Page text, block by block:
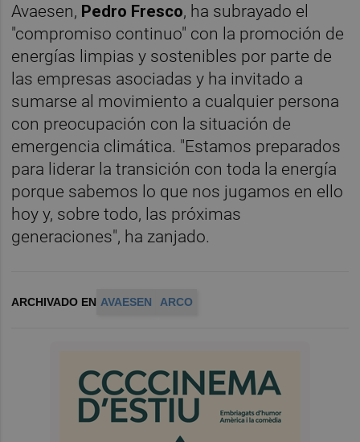
Avaesen, Pedro Fresco, ha subrayado el
"compromiso continuo" con la promoción de
energías limpias y sostenibles por parte de
las empresas asociadas y ha invitado a
sumarse al movimiento a cualquier persona
con preocupación con la situación de
emergencia climática. "Estamos preparados
para liderar la transición con toda la energía
porque sabemos lo que nos jugamos en ello
hoy y, sobre todo, las próximas
generaciones", ha zanjado.
ARCHIVADO EN AVAESEN ARCO